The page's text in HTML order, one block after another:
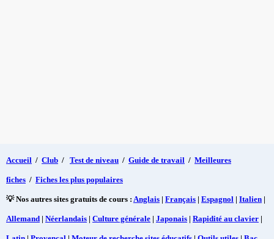
Accueil / Club / Test de niveau / Guide de travail / Meilleures
fiches / Fiches les plus populaires
💡 Nos autres sites gratuits de cours : Anglais | Français | Espagnol | Italien |
Allemand | Néerlandais | Culture générale | Japonais | Rapidité au clavier |